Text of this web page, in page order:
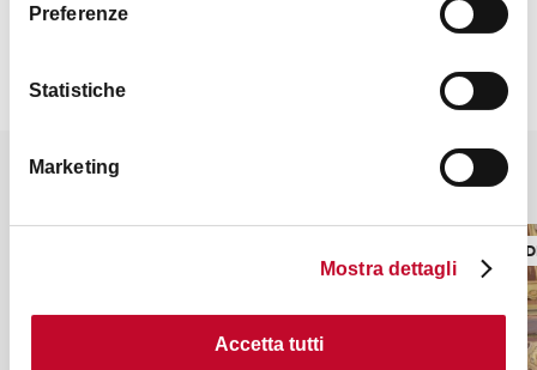
Preferenze
Statistiche
Marketing
Mostra dettagli
Accetta tutti
Potrebbe interessarti anche
LUOGHI